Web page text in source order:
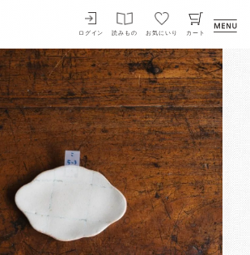
ログイン 読みもの お気にいり カート